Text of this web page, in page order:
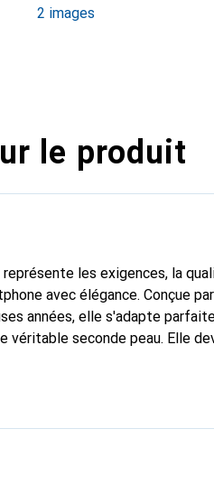
2 images
le produit
les exigences, la
avec élégance. Conçue
années, elle s'adapte
véritable seconde peau. Elle
exigeante.